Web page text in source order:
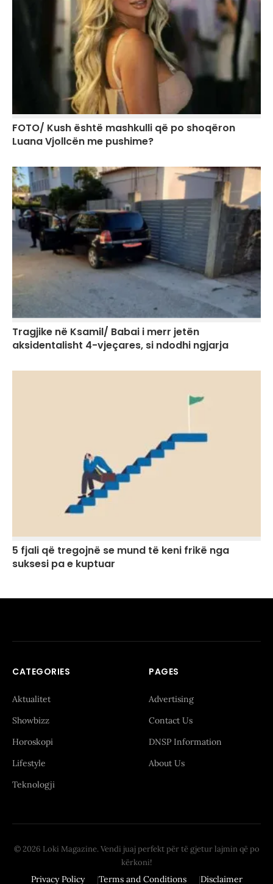
FOTO/ Kush është mashkulli që po shoqëron
Luana Vjollcën me pushime?
Tragjike në Ksamil/ Babai i merr jetën
aksidentalisht 4-vjeçares, si ndodhi ngjarja
5 fjali që tregojnë se mund të keni frikë nga
suksesi pa e kuptuar
CATEGORIES
Aktualitet
Showbizz
Horoskopi
Lifestyle
Teknologji
PAGES
Advertising
Contact Us
DNSP Information
About Us
© 2026 Loki Magazine. Vendi juaj perfekt për të gjetur lajmin që po
kërkoni!
Privacy Policy Terms and Conditions Disclaimer